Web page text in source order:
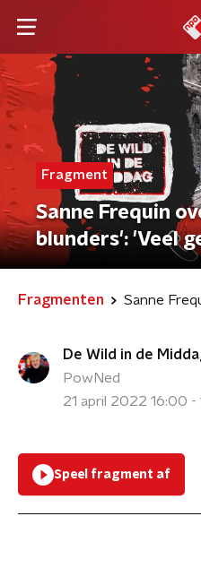
Fragment
Sanne Frequin
blunders': 'Veel
Fragmenten
De Wild in de
PowNed
21 april 2022 16:00 -
Speel fragment af